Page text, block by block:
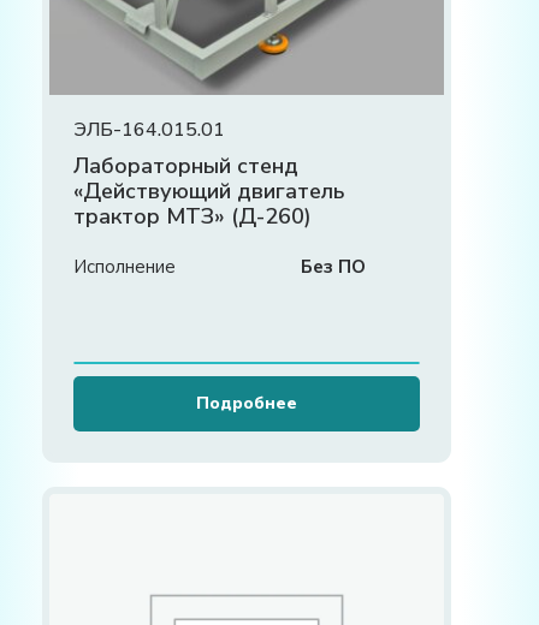
ЭЛБ-164.015.01
Лабораторный стенд
«Действующий двигатель
трактор МТЗ» (Д-260)
Исполнение Без ПО
Подробнее